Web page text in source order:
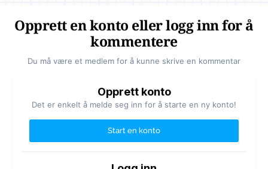
Opprett en konto eller logg inn for å
kommentere
Du må være et medlem for å kunne skrive en kommentar
Opprett konto
Det er enkelt å melde seg inn for å starte en ny konto!
Start en konto